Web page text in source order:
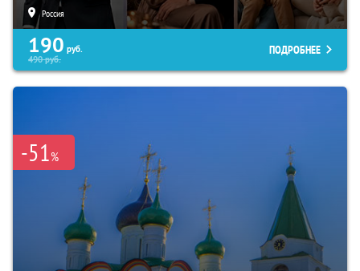
Россия
190 руб.
490руб.
ПОДРОБНЕЕ
-51%